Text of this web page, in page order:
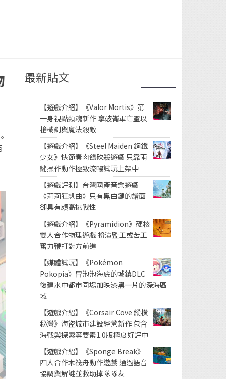
最新貼文
【遊戲介紹】《Valor Mortis》第
一身視點類魂新作 拿破崙軍亡靈以
槍械劍與魔法殺敵
【遊戲介紹】《Steel Maiden 鋼鐵
少女》快節奏肉鴿砍殺遊戲 只靠兩
鍵操作動作極致流暢試玩上架中
【遊戲評測】台灣國產音樂遊戲
《莉莉狂想曲》只有黑白鍵的譜面
卻具有頗高挑戰性
【遊戲介紹】《Pyramidion》硬核
雙人合作物理遊戲 扮演監工或苦工
奮力鞭打對方前進
【媒體試玩】《Pokémon
Pokopia》冒泡泡海底的城鎮DLC
復建水中都市同場加映漆黑一片的深海區
域
【遊戲介紹】《Corsair Cove 縱橫
秘灣》海盜城市建設經營新作 包含
海戰與探索等要素1.0版極度好評中
【遊戲介紹】《Sponge Break》
四人合作木筏舟動作遊戲 通過語音
協調與解謎並救助掉隊隊友